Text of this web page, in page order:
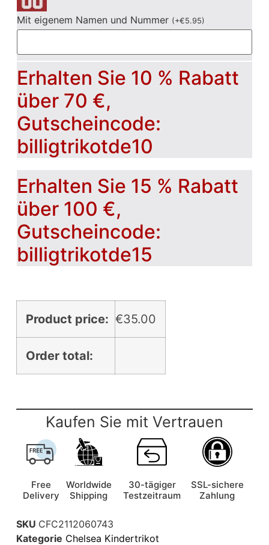
Mit eigenem Namen und Nummer (+€5.95)
Erhalten Sie 10 % Rabatt
über 70 €,
Gutscheincode:
billigtrikotde10
Erhalten Sie 15 % Rabatt
über 100 €,
Gutscheincode:
billigtrikotde15
Product price: €35.00
Order total:
Kaufen Sie mit Vertrauen
Free
Delivery
Worldwide
Shipping
30-tägiger
Testzeitraum
SSL-sichere
Zahlung
SKU CFC2112060743
Kategorie Chelsea Kindertrikot